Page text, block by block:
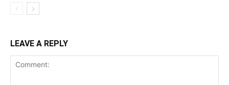
LEAVE A REPLY